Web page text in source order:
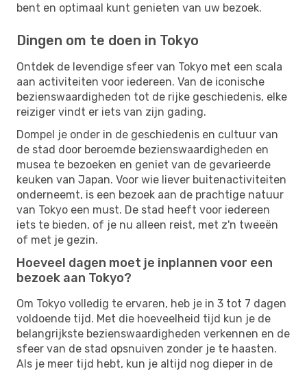
bent en optimaal kunt genieten van uw bezoek.
Dingen om te doen in Tokyo
Ontdek de levendige sfeer van Tokyo met een scala
aan activiteiten voor iedereen. Van de iconische
bezienswaardigheden tot de rijke geschiedenis, elke
reiziger vindt er iets van zijn gading.
Dompel je onder in de geschiedenis en cultuur van
de stad door beroemde bezienswaardigheden en
musea te bezoeken en geniet van de gevarieerde
keuken van Japan. Voor wie liever buitenactiviteiten
onderneemt, is een bezoek aan de prachtige natuur
van Tokyo een must. De stad heeft voor iedereen
iets te bieden, of je nu alleen reist, met z'n tweeën
of met je gezin.
Hoeveel dagen moet je inplannen voor een
bezoek aan Tokyo?
Om Tokyo volledig te ervaren, heb je in 3 tot 7 dagen
voldoende tijd. Met die hoeveelheid tijd kun je de
belangrijkste bezienswaardigheden verkennen en de
sfeer van de stad opsnuiven zonder je te haasten.
Als je meer tijd hebt, kun je altijd nog dieper in de